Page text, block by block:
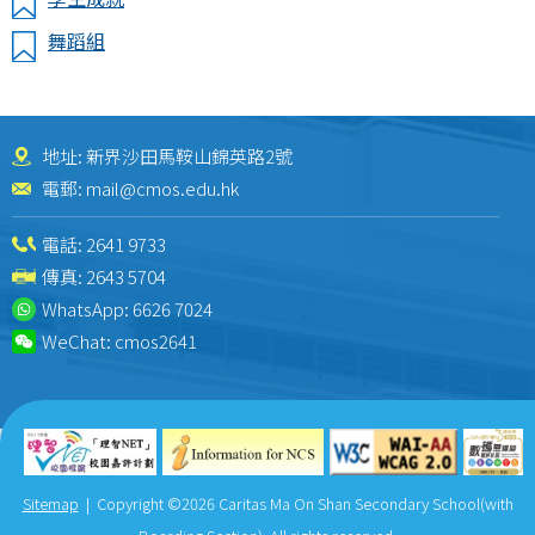
舞蹈組
地址: 新界沙田馬鞍山錦英路2號
電郵: mail@cmos.edu.hk
電話: 2641 9733
傳真: 2643 5704
WhatsApp:6626 7024
WeChat: cmos2641
Sitemap | Copyright ©2026 Caritas Ma On Shan Secondary School(with